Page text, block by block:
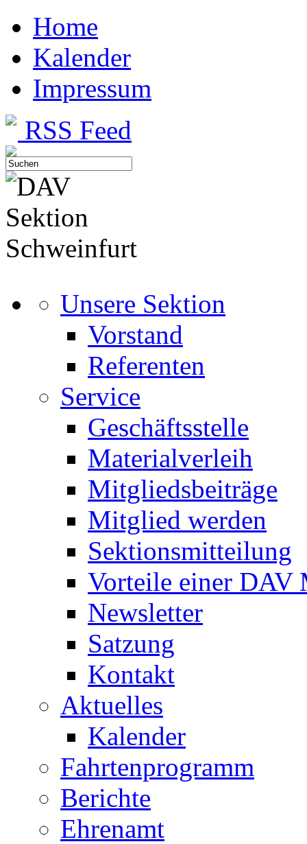
Home
Kalender
Impressum
RSS Feed
Unsere Sektion
Vorstand
Referenten
Service
Geschäftsstelle
Materialverleih
Mitgliedsbeiträge
Mitglied werden
Sektionsmitteilung
Vorteile einer DAV
Newsletter
Satzung
Kontakt
Aktuelles
Kalender
Fahrtenprogramm
Berichte
Ehrenamt